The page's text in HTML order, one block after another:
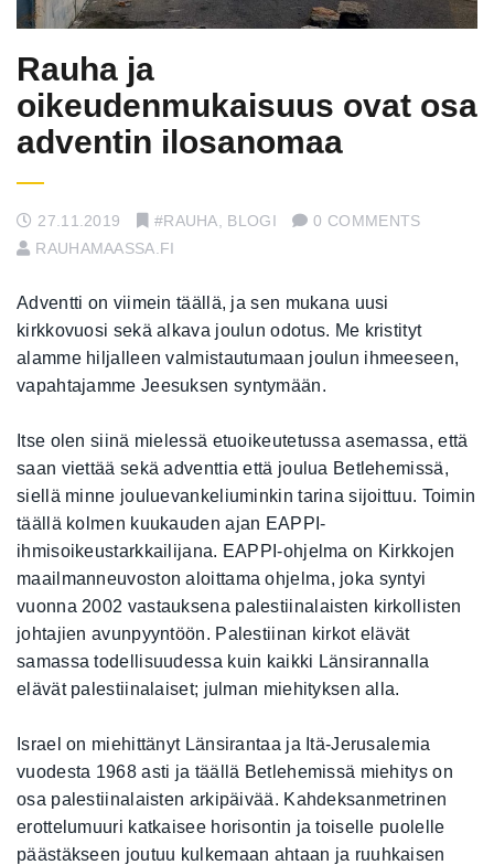
Rauha ja
oikeudenmukaisuus ovat osa
adventin ilosanomaa
27.11.2019 #RAUHA BLOGI
0 COMMENTS
RAUHAMAASSA.FI
Adventti on viimein täällä, ja sen mukana uusi
kirkkovuosi sekä alkava joulun odotus. Me kristityt
alamme hiljalleen valmistautumaan joulun ihmeeseen,
vapahtajamme Jeesuksen syntymään.
Itse olen siinä mielessä etuoikeutetussa asemassa, että
saan viettää sekä adventtia että joulua Betlehemissä,
siellä minne jouluevankeliuminkin tarina sijoittuu. Toimin
täällä kolmen kuukauden ajan EAPPI-
ihmisoikeustarkkailijana. EAPPI-ohjelma on Kirkkojen
maailmanneuvoston aloittama ohjelma, joka syntyi
vuonna 2002 vastauksena palestiinalaisten kirkollisten
johtajien avunpyyntöön. Palestiinan kirkot elävät
samassa todellisuudessa kuin kaikki Länsirannalla
elävät palestiinalaiset; julman miehityksen alla.
Israel on miehittänyt Länsirantaa ja Itä-Jerusalemia
vuodesta 1968 asti ja täällä Betlehemissä miehitys on
osa palestiinalaisten arkipäivää. Kahdeksanmetrinen
erottelumuuri katkaisee horisontin ja toiselle puolelle
päästäkseen joutuu kulkemaan ahtaan ja ruuhkaisen